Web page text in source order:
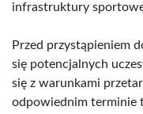
infrastruktury
Przed przystąpieniem
się potencjalnych
się z warunkami
odpowiednim terminie